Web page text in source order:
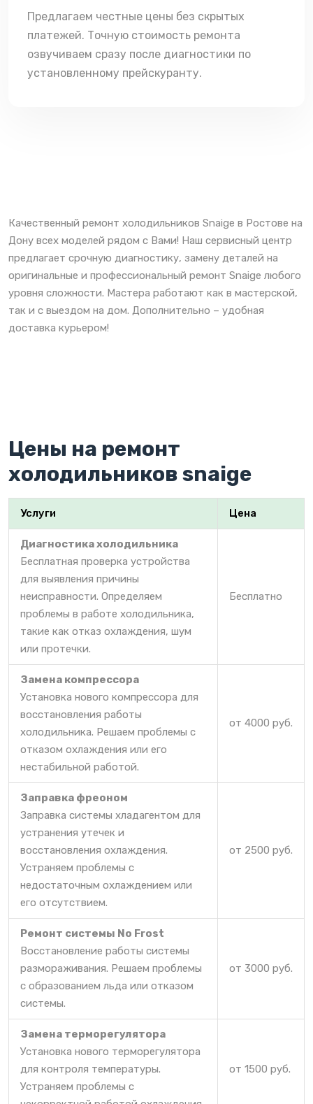
Предлагаем честные цены без скрытых
платежей. Точную стоимость ремонта
озвучиваем сразу после диагностики по
установленному прейскуранту.
Качественный ремонт холодильников Snaige в Ростове на
Дону всех моделей рядом с Вами! Наш сервисный центр
предлагает срочную диагностику, замену деталей на
оригинальные и профессиональный ремонт Snaige любого
уровня сложности. Мастера работают как в мастерской,
так и с выездом на дом. Дополнительно – удобная
доставка курьером!
Цены на ремонт
холодильников snaige
Услуги Цена
Диагностика холодильника
Бесплатная проверка устройства
для выявления причины
неисправности. Определяем
проблемы в работе холодильника,
такие как отказ охлаждения, шум
или протечки.
Бесплатно
Замена компрессора
Установка нового компрессора для
восстановления работы
холодильника. Решаем проблемы с
отказом охлаждения или его
нестабильной работой.
от 4000 руб.
Заправка фреоном
Заправка системы хладагентом для
устранения утечек и
восстановления охлаждения.
Устраняем проблемы с
недостаточным охлаждением или
его отсутствием.
от 2500 руб.
Ремонт системы No Frost
Восстановление работы системы
размораживания. Решаем проблемы
с образованием льда или отказом
системы.
от 3000 руб.
Замена терморегулятора
Установка нового терморегулятора
для контроля температуры.
Устраняем проблемы с
от 1500 руб.